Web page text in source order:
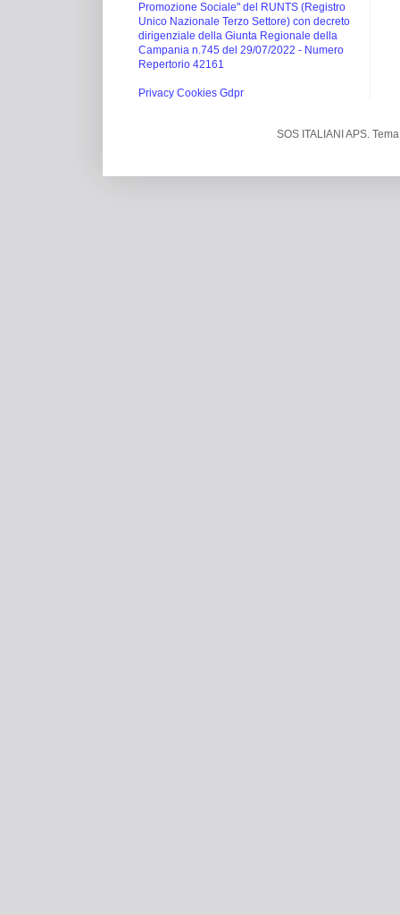
Promozione Sociale" del RUNTS (Registro
Unico Nazionale Terzo Settore) con decreto
dirigenziale della Giunta Regionale della
Campania n.745 del 29/07/2022 - Numero
Repertorio 42161
Privacy Cookies Gdpr
SOS ITALIANI APS.